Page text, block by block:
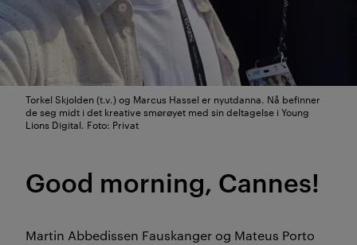
Torkel Skjolden (t.v.) og Marcus Hassel er nyutdanna. Nå befinner
de seg midt i det kreative smørøyet med sin deltagelse i Young
Lions Digital. Foto: Privat
Good morning, Cannes!
Martin Abbedissen Fauskanger og Mateus Porto